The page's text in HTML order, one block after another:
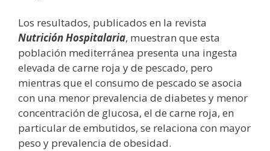
Los resultados, publicados en la revista
Nutrición Hospitalaria, muestran que esta
población mediterránea presenta una ingesta
elevada de carne roja y de pescado, pero
mientras que el consumo de pescado se asocia
con una menor prevalencia de diabetes y menor
concentración de glucosa, el de carne roja, en
particular de embutidos, se relaciona con mayor
peso y prevalencia de obesidad.